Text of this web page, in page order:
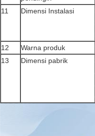
11 Dimensi Instalasi
12
Warna produk
13
Dimensi pabrik